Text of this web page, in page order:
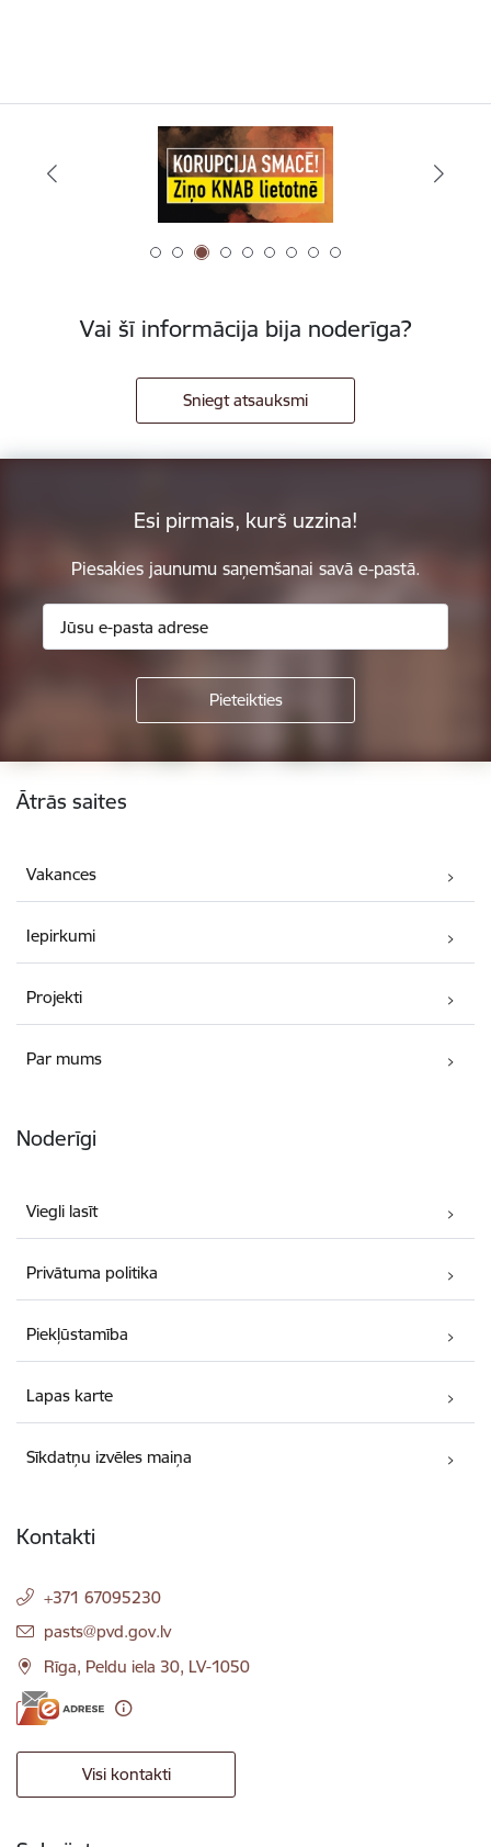
Vai šī informācija bija noderīga?
Sniegt atsauksmi
Esi pirmais, kurš uzzina!
Piesakies jaunumu saņemšanai savā e-pastā.
Ātrās saites
Vakances
Iepirkumi
Projekti
Par mums
Noderīgi
Viegli lasīt
Privātuma politika
Piekļūstamība
Lapas karte
Sīkdatņu izvēles maiņa
Kontakti
+371 67095230
E-pasts:
pasts@pvd.gov.lv
Rīga, Peldu iela 30, LV-1050
Visi kontakti